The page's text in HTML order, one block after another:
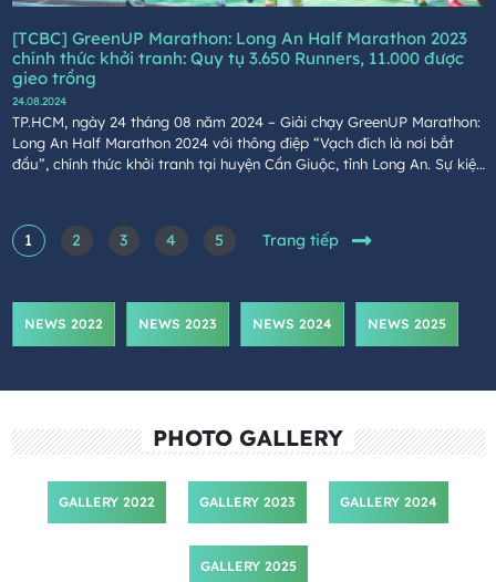
[TCBC] GreenUP Marathon: Long An Half Marathon 2023
chính thức khởi tranh: Quy tụ 3.650 Runners, 11.000 được
gieo trồng
24.08.2024
TP.HCM, ngày 24 tháng 08 năm 2024 – Giải chạy GreenUP Marathon:
Long An Half Marathon 2024 với thông điệp “Vạch đích là nơi bắt
đầu”, chính thức khởi tranh tại huyện Cần Giuộc, tỉnh Long An. Sự kiện
phần Đồng Tâm là đơn vị phối hợp tổ chức.
1 2 3 4 5 Trang tiếp
NEWS 2022 NEWS 2023 NEWS 2024 NEWS 2025
PHOTO GALLERY
GALLERY 2022 GALLERY 2023 GALLERY 2024
GALLERY 2025